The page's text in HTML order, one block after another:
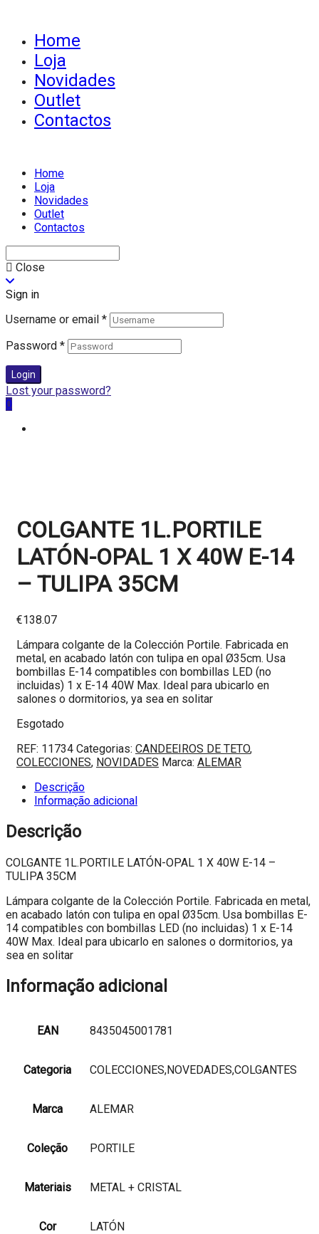
Home
Loja
Novidades
Outlet
Contactos
Home
Loja
Novidades
Outlet
Contactos
Close
Sign in
Username or email *
Password *
Login
Lost your password?
0
COLGANTE 1L.PORTILE
LATÓN-OPAL 1 X 40W E-14
– TULIPA 35CM
€138.07
Lámpara colgante de la Colección Portile. Fabricada en
metal, en acabado latón con tulipa en opal Ø35cm. Usa
bombillas E-14 compatibles con bombillas LED (no
incluidas) 1 x E-14 40W Max. Ideal para ubicarlo en
salones o dormitorios, ya sea en solitar
Esgotado
REF: 11734 Categorias: CANDEEIROS DE TETO,
COLECCIONES, NOVIDADES Marca: ALEMAR
Descrição
Informação adicional
Descrição
COLGANTE 1L.PORTILE LATÓN-OPAL 1 X 40W E-14 –
TULIPA 35CM
Lámpara colgante de la Colección Portile. Fabricada en metal,
en acabado latón con tulipa en opal Ø35cm. Usa bombillas E-
14 compatibles con bombillas LED (no incluidas) 1 x E-14
40W Max. Ideal para ubicarlo en salones o dormitorios, ya
sea en solitar
Informação adicional
EAN 8435045001781
Categoria COLECCIONES,NOVEDADES,COLGANTES
Marca ALEMAR
Coleção PORTILE
Materiais METAL + CRISTAL
Cor LATÓN